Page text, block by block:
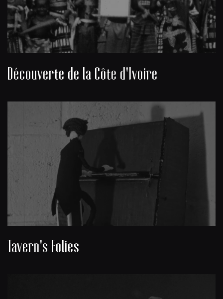
Découverte de la Côte d'Ivoire
Tavern's Folies